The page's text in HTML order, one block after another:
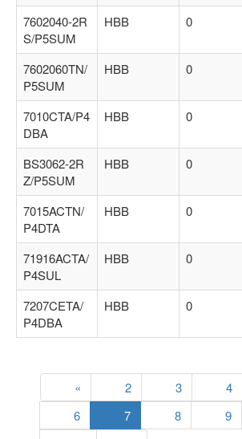
7602040-2R
S/P5SUM
HBB 0
7602060TN/
P5SUM
HBB 0
7010CTA/P4
DBA
HBB 0
BS3062-2R
Z/P5SUM
HBB 0
7015ACTN/
P4DTA
HBB 0
71916ACTA/
P4SUL
HBB 0
7207CETA/
P4DBA
HBB 0
« 2 3 4
6
7 8 9